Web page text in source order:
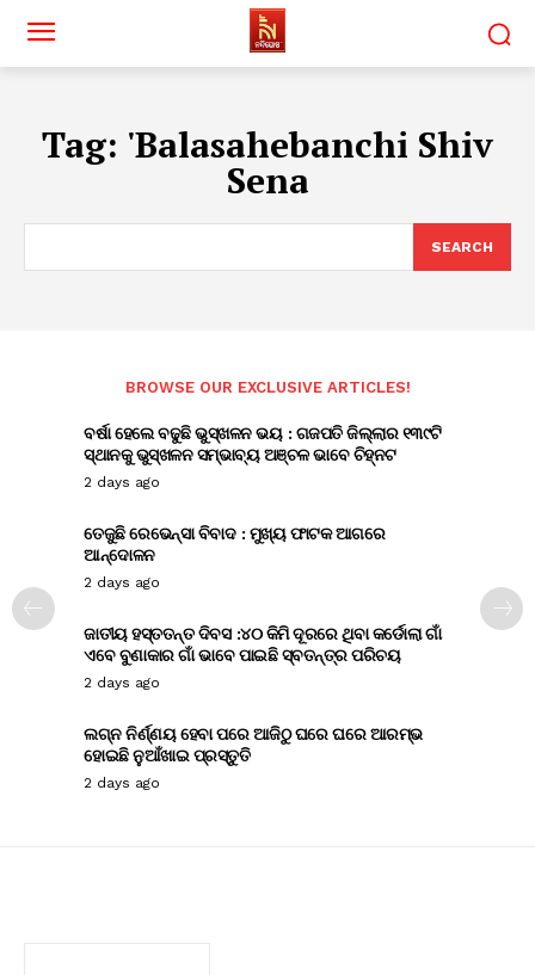
Tag: 'Balasahebanchi Shiv
Sena
SEARCH
BROWSE OUR EXCLUSIVE ARTICLES!
ବର୍ଷା ହେଲେ ବଢୁଛି ଭୁସ୍ଖଳନ ଭୟ : ଗଜପତି ଜିଲ୍ଲାର ୧୩୯ଟି
ସ୍ଥାନକୁ ଭୁସ୍ଖଳନ ସମ୍ଭାବ୍ୟ ଅଞ୍ଚଳ ଭାବେ ଚିହ୍ନଟ
2 days ago
ତେଜୁଛି ରେଭେନ୍ସା ବିବାଦ : ମୁଖ୍ୟ ଫାଟକ ଆଗରେ
ଆନ୍ଦୋଳନ
2 days ago
ଜାତୀୟ ହସ୍ତତନ୍ତ ଦିବସ :୪୦ କିମି ଦୂରରେ ଥିବା କର୍ଡୋଲା ଗାଁ
ଏବେ ବୁଣାକାର ଗାଁ ଭାବେ ପାଇଛି ସ୍ବତନ୍ତ୍ର ପରିଚୟ
2 days ago
ଲଗ୍ନ ନିର୍ଣ୍ଣୟ ହେବା ପରେ ଆଜିଠୁ ଘରେ ଘରେ ଆରମ୍ଭ
ହୋଇଛି ନୁଆଁଖାଇ ପ୍ରସ୍ତୁତି
2 days ago